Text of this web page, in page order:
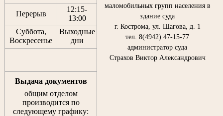
Перерыв
12:15-
13:00
Суббота,
Воскресенье
Выходные
дни
Выдача документов
общим отделом
производится по
следующему графику:
маломобильных групп населения в
здание суда
г. Кострома, ул. Шагова, д. 1
тел. 8(4942) 47-15-77
администратор суда
Страхов Виктор Александрович